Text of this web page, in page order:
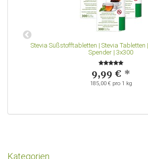
Stevia Süßstofftabletten | Stevia Tabletten
Spender | 3x300
9,99 € *
185,00 € pro 1 kg
Kategorien